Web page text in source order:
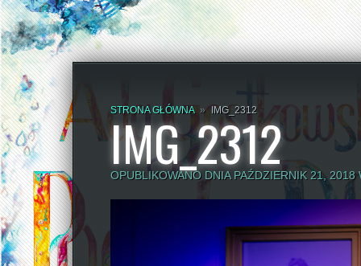
STRONA GŁÓWNA » IMG_2312
IMG_2312
OPUBLIKOWANO DNIA PAŹDZIERNIK 21, 2018